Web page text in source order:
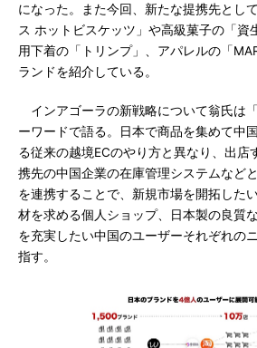
になった。また今回、新たな提携先とし
ス ホットビスケッツ」や高級菓子の「資
用下着の「トリンプ」、アパレルの「
ランドを紹介している。
インアゴーラの新戦略について翁氏は
ーワードで語る。日本で商品を集めて中
る従来の越境ECのやり方と異なり、出店
携先の中国企業の在庫管理システムなど
を連携することで、新規市場を開拓した
材を求める個人ショップ、日本製の良質
を充実したい中国のユーザーそれぞれの
指す。